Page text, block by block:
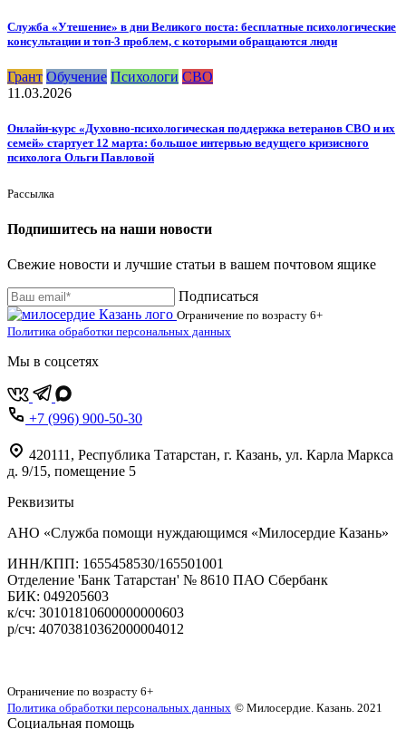
Служба «Утешение» в дни Великого поста: бесплатные психологические
консультации и топ-3 проблем, с которыми обращаются люди
Грант Обучение Психологи СВО
11.03.2026
Онлайн-курс «Духовно-психологическая поддержка ветеранов СВО и их
семей» стартует 12 марта: большое интервью ведущего кризисного
психолога Ольги Павловой
Рассылка
Подпишитесь на наши новости
Свежие новости и лучшие статьи в вашем почтовом ящике
Подписаться
Ограничение по возрасту 6+
Политика обработки персональных данных
Мы в соцсетях
+7 (996) 900-50-30
420111 , Республика Татарстан, г. Казань, ул. Карла Маркса
д. 9/15, помещение 5
Реквизиты
АНО «Служба помощи нуждающимся «Милосердие Казань»
‌ИНН/КПП: 1655458530/165501001
Отделение 'Банк Татарстан' № 8610 ПАО Сбербанк
БИК: 049205603
‌к/сч: 30101810600000000603
р/сч: 40703810362000004012
Ограничение по возрасту 6+
Политика обработки персональных данных © Милосердие. Казань. 2021
Социальная помощь